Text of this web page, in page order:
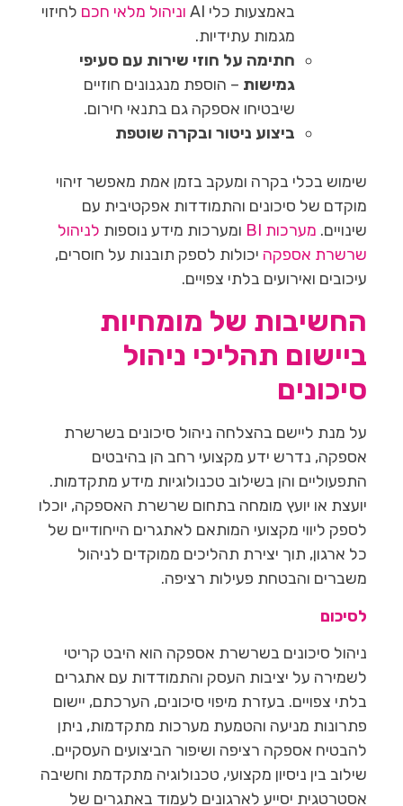
באמצעות כלי AI
וניהול מלאי חכם לחיזוי
מגמות עתידיות.
חתימה על חוזי שירות עם סעיפי
גמישות – הוספת מנגנונים חוזיים
שיבטיחו אספקה גם בתנאי חירום.
ביצוע ניטור ובקרה שוטפת
שימוש בכלי בקרה ומעקב בזמן אמת מאפשר זיהוי
מוקדם של סיכונים והתמודדות אפקטיבית עם
שינויים. מערכות BI ומערכות מידע נוספות לניהול
שרשרת אספקה יכולות לספק תובנות על חוסרים,
עיכובים ואירועים בלתי צפויים.
החשיבות של מומחיות
ביישום תהליכי ניהול
סיכונים
על מנת ליישם בהצלחה ניהול סיכונים בשרשרת
אספקה, נדרש ידע מקצועי רחב הן בהיבטים
התפעוליים והן בשילוב טכנולוגיות מידע מתקדמות.
יועצת או יועץ מומחה בתחום שרשרת האספקה, יוכלו
לספק ליווי מקצועי המותאם לאתגרים הייחודיים של
כל ארגון, תוך יצירת תהליכים ממוקדים לניהול
משברים והבטחת פעילות רציפה.
לסיכום
ניהול סיכונים בשרשרת אספקה הוא היבט קריטי
לשמירה על יציבות העסק והתמודדות עם אתגרים
בלתי צפויים. בעזרת מיפוי סיכונים, הערכתם, יישום
פתרונות מניעה והטמעת מערכות מתקדמות, ניתן
להבטיח אספקה רציפה ושיפור הביצועים העסקיים.
שילוב בין ניסיון מקצועי, טכנולוגיה מתקדמת וחשיבה
אסטרטגית יסייע לארגונים לעמוד באתגרים של